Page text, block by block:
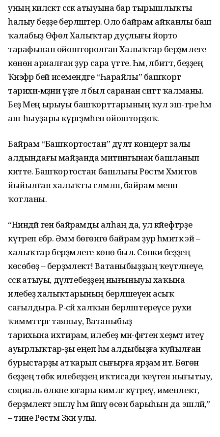
уның киләсәктә сәскә атыуына бар тырышлыҡты
һалыу беҙҙе берләштерә. Оло байрам айҡанлы баш
ҡалабыҙ Өфөлә Халыҡтар дуҫлығы йорто
тарафынан ойошторолған Халыҡтар берҙәмлеге
көнөнә арналған ҙур сара үтте. Һәм, әлбиттә, беҙҙең
Ҡәнзәфәр бей исемендәге “Һарайлы” башҡорт
тарихи-мәҙәни үҙәге лә был саранан ситтә ҡалманы.
Беҙ Мең ырыуы башҡорттарының ҡул эш-тәре һәм
аш-һыуҙары күргәҙмәһен ойошторҙоҡ.
Байрам “Башҡортостан” дәүләт концерт залы
алдындағы майҙанда митингынан башланып
китте. Башҡортостан башлығы Рөстәм Хәмитов
йыйылған халыҡты сәләмләп, байрам менән
ҡотланы.
“Ниндәй генә байрамды алһаң да, ул кәйефтәрҙе
күтәреп ебәрә. Әммә бөгөнгө байрам ҙур әһәмиәткә эйә –
халыҡтар берҙәмлеге көнө был. Сөнки беҙҙең
көсөбөҙ – берҙәмлектә! Ватаныбыҙҙың ҡеүәтләнеүе,
сәскә атыуы, дәүләтебеҙҙең нығыныуы хаҡына
илебеҙ халыҡтарының берләшеүен асыҡ
сағылдыра. Рә-сәй халҡын берләштереүсе рухи
ҡиммәттәргә таяныу, Ватаныбыҙ
тарихына ихтирам, илебеҙ мән-фәғәтенә хеҙмәт итеү
ауырлыҡтар-ҙы еңеп һәм алдыбыҙға ҡуйылған
бурыстарҙы атҡарып сығырға ярҙам итә. Бөгөн
беҙҙең төбәк илебеҙҙең иҡтисади ҡеүәтен нығытыу,
социаль өлкәне юғары кимәлгә күтәреү, именлектә,
берҙәмлектә эшләү һәм йәшәү өсөн барыһын да эшләй,”
– тине Рөстәм Зәки улы.